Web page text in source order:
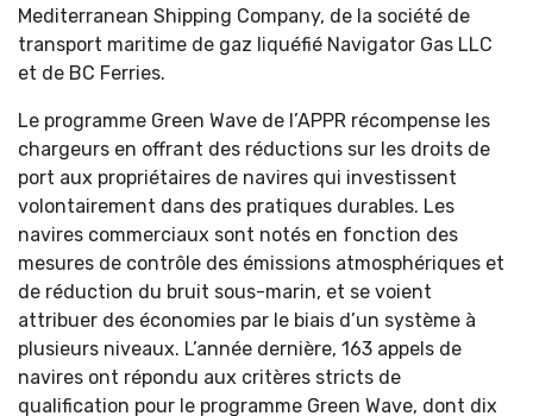
Mediterranean Shipping Company, de la société de
transport maritime de gaz liquéfié Navigator Gas LLC
et de BC Ferries.
Le programme Green Wave de l’APPR récompense les
chargeurs en offrant des réductions sur les droits de
port aux propriétaires de navires qui investissent
volontairement dans des pratiques durables. Les
navires commerciaux sont notés en fonction des
mesures de contrôle des émissions atmosphériques et
de réduction du bruit sous-marin, et se voient
attribuer des économies par le biais d’un système à
plusieurs niveaux. L’année dernière, 163 appels de
navires ont répondu aux critères stricts de
qualification pour le programme Green Wave, dont dix